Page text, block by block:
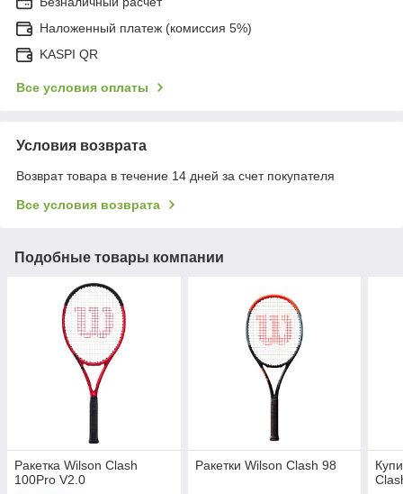
Наложенный платеж (комиссия 5%)
KASPI QR
Все условия оплаты
Условия возврата
Возврат товара в течение 14 дней за счет покупателя
Все условия возврата
Подобные товары компании
Ракетка Wilson Clash
100Pro V2.0
Ракетки Wilson Clash 98